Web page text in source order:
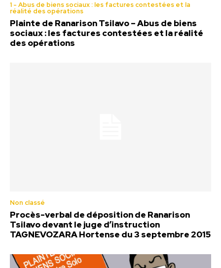
1 - Abus de biens sociaux : les factures contestées et la
réalité des opérations
Plainte de Ranarison Tsilavo – Abus de biens
sociaux : les factures contestées et la réalité
des opérations
Non classé
Procès-verbal de déposition de Ranarison
Tsilavo devant le juge d’instruction
TAGNEVOZARA Hortense du 3 septembre 2015